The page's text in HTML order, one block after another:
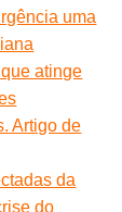
uma
atinge
Artigo de
da
do